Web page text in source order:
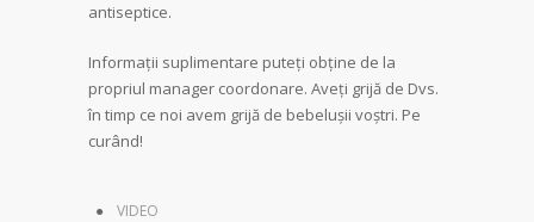
antiseptice.
Informații suplimentare puteți obține de la
propriul manager coordonare. Aveți grijă de Dvs.
în timp ce noi avem grijă de bebelușii voștri. Pe
curând!
VIDEO